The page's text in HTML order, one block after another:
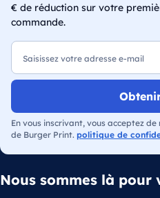
€ de réduction sur votre
commande.
E-mail
En vous inscrivant, vous acceptez
de Burger Print. politique de
Nous sommes là pour